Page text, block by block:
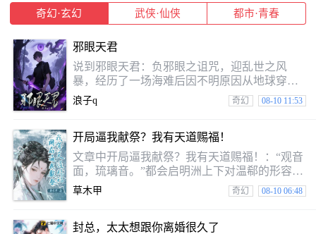
的在坟墓面前站了十...
奇幻·玄幻 武侠·仙侠 都市·青春
邪眼天君
说到邪眼天君：负邪眼之诅咒，迎乱世之风
暴，经历了一场海难后因不明原因从地球穿越
而来的普通高中生君邪，以天君之名纵横武灵
位面，为续写他也的她们生而战
浪子q 奇幻 08-10 11:53
开局逼我献祭？我有天道赐福！
文章中开局逼我献祭？我有天道赐福！：“观音
面，琉璃音。”都会启明洲上下对温郗的形容。
温郗死后被系统小明带到了修仙界，还给母亲
生成了天启帝国十四岁公主的身份小明：“完成
签合同。”————没觉醒灵根的废柴公主？颤
草木甲 奇幻 08-10 06:48
封总，太太想跟你离婚很久了